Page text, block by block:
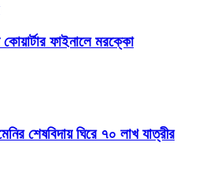
ফাইনালে মরক্কো
শেষবিদায় ঘিরে ৭০ লাখ যাত্রীর